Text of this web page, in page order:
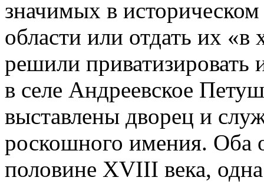
значимых в
области или отдать их
решили
в селе Андреевское
выставлены дворец и
роскошного имения. Оба
половине XVIII века,